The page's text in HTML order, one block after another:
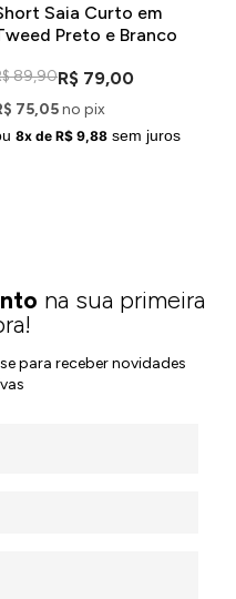
Saia Curto em
Preto e Branco
89,90R$ 79,00
75,05no pix
8x de R$ 9,88 sem juros
na sua primeira
para receber novidades